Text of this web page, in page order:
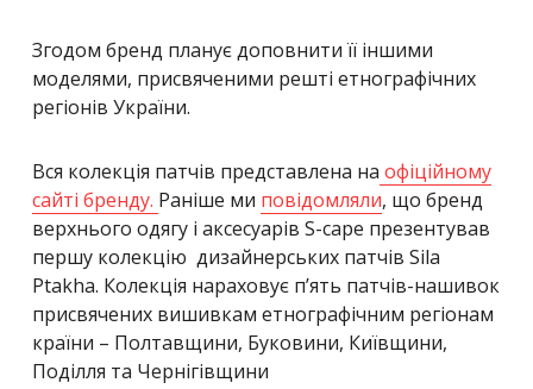
Згодом бренд планує доповнити її іншими
моделями, присвяченими решті етнографічних
регіонів України.
Вся колекція патчів представлена на офіційному
сайті бренду. Раніше ми повідомляли, що бренд
верхнього одягу і аксесуарів S-cape презентував
першу колекцію дизайнерських патчів Sila
Ptakha. Колекція нараховує п’ять патчів-нашивок
присвячених вишивкам етнографічним регіонам
країни – Полтавщини, Буковини, Київщини,
Поділля та Чернігівщини